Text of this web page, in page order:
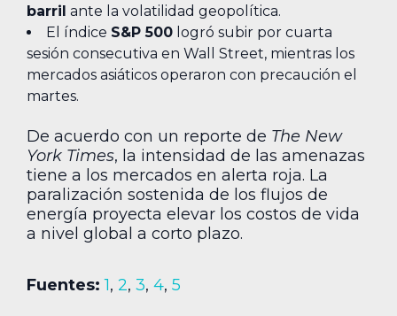
barril ante la volatilidad geopolítica.
El índice S&P 500 logró subir por cuarta
sesión consecutiva en Wall Street, mientras los
mercados asiáticos operaron con precaución el
martes.
De acuerdo con un reporte de The New
York Times, la intensidad de las amenazas
tiene a los mercados en alerta roja. La
paralización sostenida de los flujos de
energía proyecta elevar los costos de vida
a nivel global a corto plazo.
Fuentes: 1, 2, 3, 4, 5